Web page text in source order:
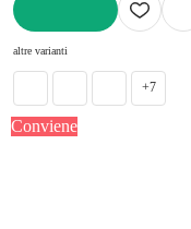
altre varianti
+7
Conviene